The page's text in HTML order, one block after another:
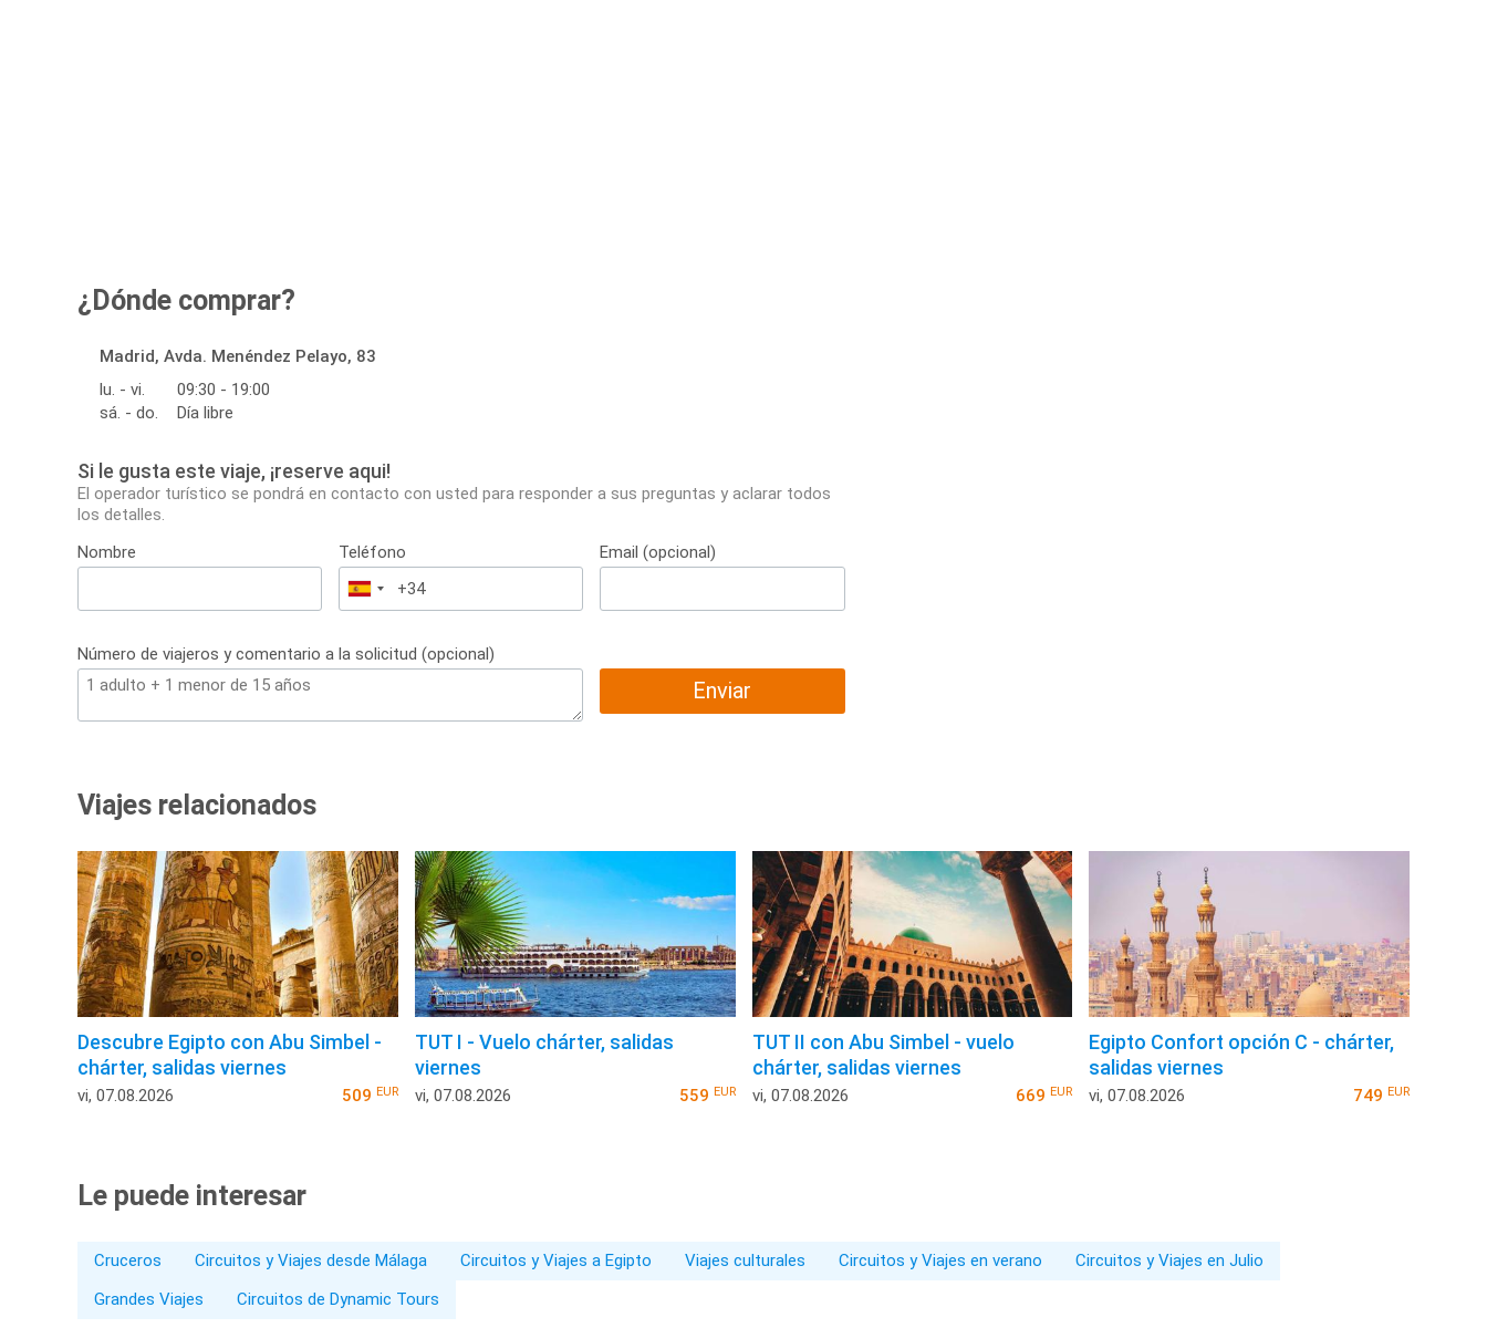
¿Dónde comprar?
Madrid, Avda. Menéndez Pelayo, 83
lu. - vi.
09:30 - 19:00
sá. - do.
Día libre
Si le gusta este viaje, ¡reserve aqui!
El operador turístico se pondrá en contacto con usted para responder a sus preguntas y aclarar todos
los detalles.
Nombre
Teléfono
España
+34
Email (opcional)
Número de viajeros y comentario a la solicitud (opcional)
Enviar
Viajes relacionados
Descubre Egipto con Abu Simbel -
chárter, salidas viernes
vi, 07.08.2026 509 EUR
TUT I - Vuelo chárter, salidas
viernes
vi, 07.08.2026 559 EUR
TUT II con Abu Simbel - vuelo
chárter, salidas viernes
vi, 07.08.2026 669EUR
Egipto Confort opción C - chárter,
salidas viernes
vi, 07.08.2026 749 EUR
Le puede interesar
Cruceros Circuitos y Viajes desde Málaga Circuitos y Viajes a Egipto Viajes culturales Circuitos y Viajes en verano
Circuitos y Viajes en Julio
Grandes Viajes
Circuitos de Dynamic Tours